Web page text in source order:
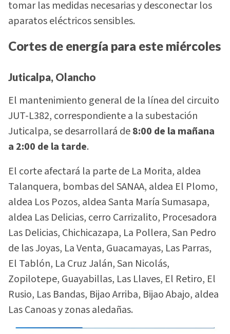
tomar las medidas necesarias y desconectar los
aparatos eléctricos sensibles.
Cortes de energía para este miércoles
Juticalpa, Olancho
El mantenimiento general de la línea del circuito
JUT-L382, correspondiente a la subestación
Juticalpa, se desarrollará de8:00 de la mañana
a 2:00 de la tarde.
El corte afectará la parte de La Morita, aldea
Talanquera, bombas del SANAA, aldea El Plomo,
aldea Los Pozos, aldea Santa María Sumasapa,
aldea Las Delicias, cerro Carrizalito, Procesadora
Las Delicias, Chichicazapa, La Pollera, San Pedro
de las Joyas, La Venta, Guacamayas, Las Parras,
El Tablón, La Cruz Jalán, San Nicolás,
Zopilotepe, Guayabillas, Las Llaves, El Retiro, El
Rusio, Las Bandas, Bijao Arriba, Bijao Abajo, aldea
Las Canoas y zonas aledañas.